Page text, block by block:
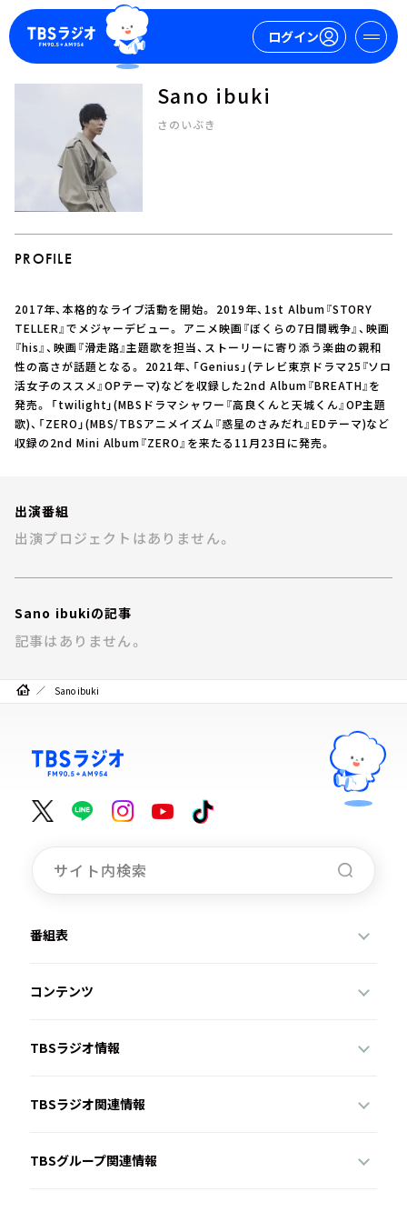
ログイン
マイページ
ログイン
今日の番組表
週間番組表
トピックス
TBS Podcast
お知らせ
イベント・グッズ
Sano ibuki
さのいぶき
PROFILE
2017年、本格的なライブ活動を開始。 2019年、1st Album『STORY
TELLER』でメジャーデビュー。 アニメ映画『ぼくらの7日間戦争』、映画
『his』、映画『滑走路』主題歌を担当、ストーリーに寄り添う楽曲の親和
性の高さが話題となる。 2021年、「Genius」(テレビ東京ドラマ25『ソロ
活女子のススメ』OPテーマ)などを収録した2nd Album『BREATH』を
発売。 「twilight」(MBSドラマシャワー『高良くんと天城くん』OP主題
歌)、「ZERO」(MBS/TBSアニメイズム『惑星のさみだれ』EDテーマ)など
収録の2nd Mini Album『ZERO』を来たる11月23日に発売。
出演番組
出演プロジェクトはありません。
Sano ibukiの記事
記事はありません。
Sano ibuki
番組表
コンテンツ
TBSラジオ情報
TBSラジオ関連情報
TBSグループ関連情報